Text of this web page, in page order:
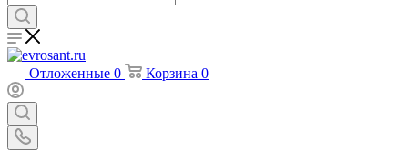
Отложенные 0 Корзина 0